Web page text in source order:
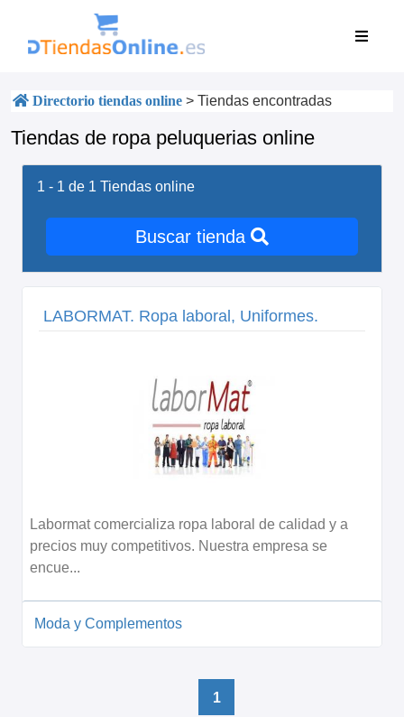
Directorio tiendas online > Tiendas encontradas
Tiendas de ropa peluquerias online
1 - 1 de 1 Tiendas online
Buscar tienda
LABORMAT. Ropa laboral, Uniformes.
Labormat comercializa ropa laboral de calidad y a
precios muy competitivos. Nuestra empresa se
encue...
Moda y Complementos
1